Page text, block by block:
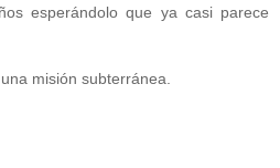
esperándolo que ya casi parece
misión subterránea.